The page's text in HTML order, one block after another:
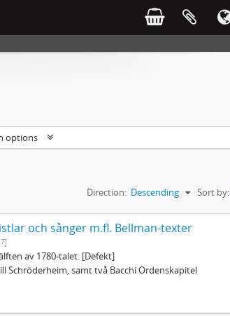
options
Sort by:
Direction: Descending
och sånger m.fl. Bellman-texter
av 1780-talet. [Defekt]
Schröderheim, samt två Bacchi Ordenskapitel